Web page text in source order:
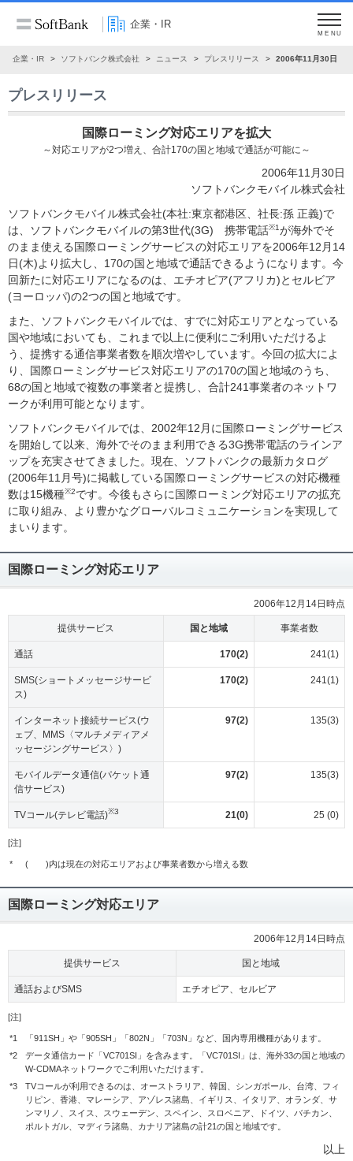
企業・IR
MENU
企業・IR ソフトバンク株式会社 ニュース プレスリリース 2006年11月30日
プレスリリース
国際ローミング対応エリアを拡大
～対応エリアが2つ増え、合計170の国と地域で通話が可能に～
2006年11月30日
ソフトバンクモバイル株式会社
ソフトバンクモバイル株式会社(本社:東京都港区、社長:孫 正義)で
は、ソフトバンクモバイルの第3世代(3G) 携帯電話※1が海外でそ
のまま使える国際ローミングサービスの対応エリアを2006年12月14
日(木)より拡大し、170の国と地域で通話できるようになります。今
回新たに対応エリアになるのは、エチオピア(アフリカ)とセルビア
(ヨーロッパ)の2つの国と地域です。
また、ソフトバンクモバイルでは、すでに対応エリアとなっている
国や地域においても、これまで以上に便利にご利用いただけるよ
う、提携する通信事業者数を順次増やしています。今回の拡大によ
り、国際ローミングサービス対応エリアの170の国と地域のうち、
68の国と地域で複数の事業者と提携し、合計241事業者のネットワ
ークが利用可能となります。
ソフトバンクモバイルでは、2002年12月に国際ローミングサービス
を開始して以来、海外でそのまま利用できる3G携帯電話のラインア
ップを充実させてきました。現在、ソフトバンクの最新カタログ
(2006年11月号)に掲載している国際ローミングサービスの対応機種
数は15機種※2です。今後もさらに国際ローミング対応エリアの拡充
に取り組み、より豊かなグローバルコミュニケーションを実現して
まいります。
国際ローミング対応エリア
2006年12月14日時点
提供サービス 国と地域 事業者数
通話 170(2) 241(1)
SMS(ショートメッセージサービ
ス)
170(2) 241(1)
インターネット接続サービス(ウ
ェブ、MMS〈マルチメディアメ
ッセージングサービス〉)
97(2) 135(3)
モバイルデータ通信(パケット通
信サービス)
97(2) 135(3)
TVコール(テレビ電話)※3 21(0) 25 (0)
[注]
* ( )内は現在の対応エリアおよび事業者数から増える数
国際ローミング対応エリア
2006年12月14日時点
提供サービス 国と地域
通話およびSMS エチオピア、セルビア
[注]
*1
「911SH」や「905SH」「802N」「703N」など、国内専用機種があります。
*2
データ通信カード「VC701SI」を含みます。「VC701SI」は、海外33の国と地域の
W-CDMAネットワークでご利用いただけます。
*3
TVコールが利用できるのは、オーストラリア、韓国、シンガポール、台湾、フィ
リピン、香港、マレーシア、アゾレス諸島、イギリス、イタリア、オランダ、サ
ンマリノ、スイス、スウェーデン、スペイン、スロベニア、ドイツ、バチカン、
ポルトガル、マディラ諸島、カナリア諸島の計21の国と地域です。
以上